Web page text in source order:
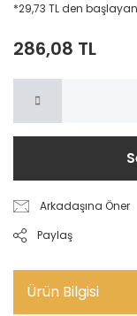
*29,73 TL den
286,08 TL
Arkadaşına Öner
Paylaş
Ürün Bilgisi